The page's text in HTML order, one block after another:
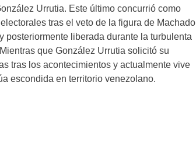
Urrutia. Este último concurrió como
tras el veto de la figura de Machado
posteriormente liberada durante la turbulenta
que González Urrutia solicitó su
tras los acontecimientos y actualmente vive
escondida en territorio venezolano.